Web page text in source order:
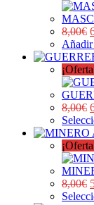
8,00€
8,00€
8,00€